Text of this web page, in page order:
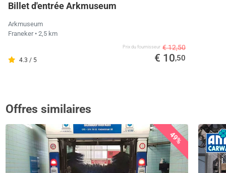
Billet d'entrée Arkmuseum
Arkmuseum
Franeker • 2,5 km
4.3 / 5
Prix ​​du fournisseur € 12,50
€ 10,50
Offres similaires
49%